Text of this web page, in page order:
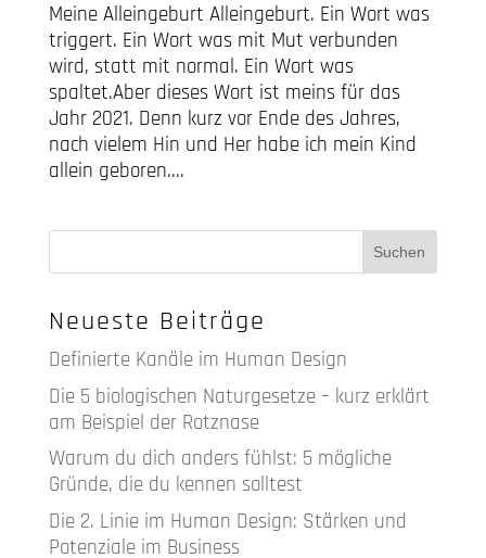
Meine Alleingeburt Alleingeburt. Ein Wort was
triggert. Ein Wort was mit Mut verbunden
wird, statt mit normal. Ein Wort was
spaltet.Aber dieses Wort ist meins für das
Jahr 2021. Denn kurz vor Ende des Jahres,
nach vielem Hin und Her habe ich mein Kind
allein geboren....
Neueste Beiträge
Definierte Kanäle im Human Design
Die 5 biologischen Naturgesetze – kurz erklärt
am Beispiel der Rotznase
Warum du dich anders fühlst: 5 mögliche
Gründe, die du kennen solltest
Die 2. Linie im Human Design: Stärken und
Potenziale im Business